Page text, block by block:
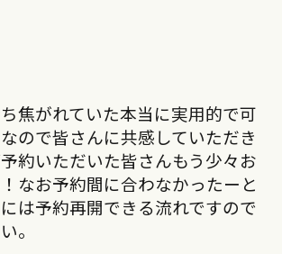
焦がれていた本当に実用的で可
ので皆さんに共感していただき
約いただいた皆さんもう少々お
なお予約間に合わなかったーと
は予約再開できる流れですので
。